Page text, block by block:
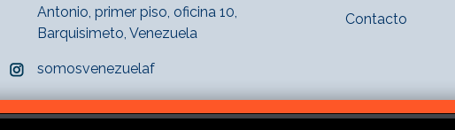
Antonio, primer piso, oficina 10,
Barquisimeto, Venezuela
somosvenezuelaf
Contacto